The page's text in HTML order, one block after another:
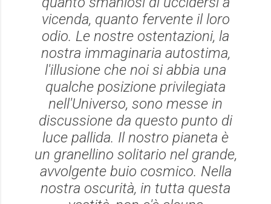
vicenda, quanto fervente il loro
odio. Le nostre ostentazioni, la
nostra immaginaria autostima,
l'illusione che noi si abbia una
qualche posizione privilegiata
nell'Universo, sono messe in
discussione da questo punto di
luce pallida. Il nostro pianeta è
un granellino solitario nel grande,
avvolgente buio cosmico. Nella
nostra oscurità, in tutta questa